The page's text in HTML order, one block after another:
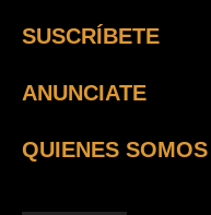
SUSCRÍBETE
ANUNCIATE
QUIENES SOMOS